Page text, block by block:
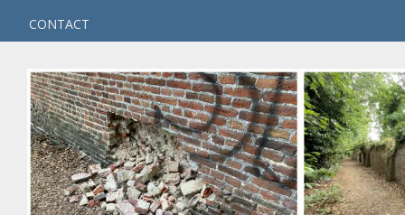
CONTACT